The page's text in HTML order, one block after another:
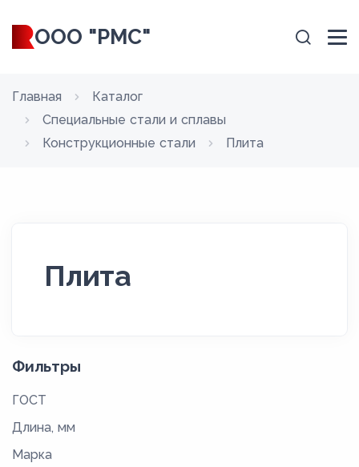
ООО "РМС"
Главная
Каталог
Специальные стали и сплавы
Конструкционные стали
Плита
Плита
Фильтры
ГОСТ
Длина, мм
Марка